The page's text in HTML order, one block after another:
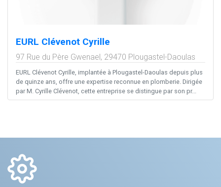
EURL Clévenot Cyrille
97 Rue du Père Gwenael, 29470 Plougastel-Daoulas
EURL Clévenot Cyrille, implantée à Plougastel-Daoulas depuis plus
de quinze ans, offre une expertise reconnue en plomberie. Dirigée
par M. Cyrille Clévenot, cette entreprise se distingue par son pr...